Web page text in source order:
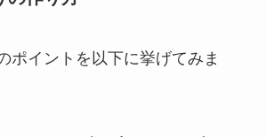
ポイントを以下に挙げてみま